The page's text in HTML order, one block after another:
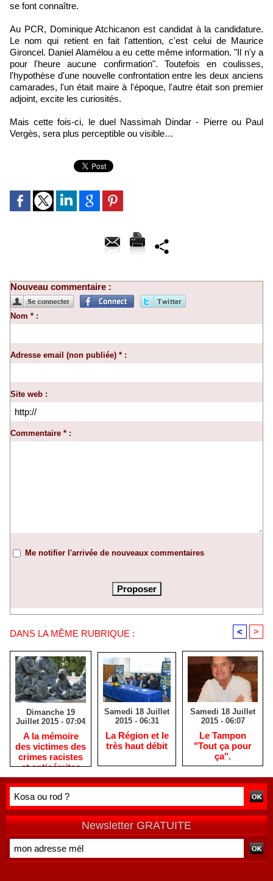
se font connaître.
Au PCR, Dominique Atchicanon est candidat à la candidature.
Le nom qui retient en fait l'attention, c'est celui de Maurice
Gironcel. Daniel Alamélou a eu cette même information. "Il n'y a
pour l'heure aucune confirmation". Toutefois en coulisses,
l'hypothèse d'une nouvelle confrontation entre les deux anciens
camarades, l'un était maire à l'époque, l'autre était son premier
adjoint, excite les curiosités.
Mais cette fois-ci, le duel Nassimah Dindar - Pierre ou Paul
Vergès, sera plus perceptible ou visible…
Nouveau commentaire :
Nom * :
Adresse email (non publiée) * :
Site web :
Commentaire * :
Me notifier l'arrivée de nouveaux commentaires
DANS LA MÊME RUBRIQUE : < >
Dimanche 19
Juillet 2015 - 07:04
A la mémoire
des victimes des
crimes racistes
et antisémites
Samedi 18 Juillet
2015 - 06:31
La Région et le
très haut débit
Samedi 18 Juillet
2015 - 06:07
Le Tampon
"Tout ça pour
ça".
Newsletter GRATUITE